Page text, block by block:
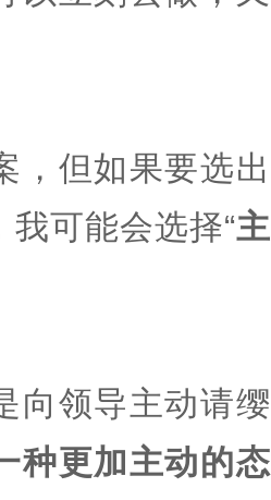
，但如果要选出
可能会选择“主
向领导主动请缨
种更加主动的态